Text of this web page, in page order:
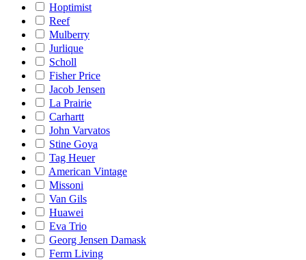
Hoptimist
Reef
Mulberry
Jurlique
Scholl
Fisher Price
Jacob Jensen
La Prairie
Carhartt
John Varvatos
Stine Goya
Tag Heuer
American Vintage
Missoni
Van Gils
Huawei
Eva Trio
Georg Jensen Damask
Ferm Living